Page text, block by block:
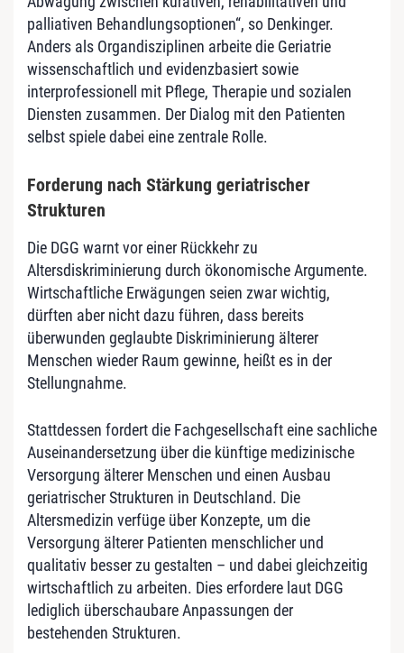
palliativen Behandlungsoptionen“, so Denkinger.
Anders als Organdisziplinen arbeite die Geriatrie
wissenschaftlich und evidenzbasiert sowie
interprofessionell mit Pflege, Therapie und sozialen
Diensten zusammen. Der Dialog mit den Patienten
selbst spiele dabei eine zentrale Rolle.
Forderung nach Stärkung geriatrischer
Strukturen
Die DGG warnt vor einer Rückkehr zu
Altersdiskriminierung durch ökonomische Argumente.
Wirtschaftliche Erwägungen seien zwar wichtig,
dürften aber nicht dazu führen, dass bereits
überwunden geglaubte Diskriminierung älterer
Menschen wieder Raum gewinne, heißt es in der
Stellungnahme.
Stattdessen fordert die Fachgesellschaft eine sachliche
Auseinandersetzung über die künftige medizinische
Versorgung älterer Menschen und einen Ausbau
geriatrischer Strukturen in Deutschland. Die
Altersmedizin verfüge über Konzepte, um die
Versorgung älterer Patienten menschlicher und
qualitativ besser zu gestalten – und dabei gleichzeitig
wirtschaftlich zu arbeiten. Dies erfordere laut DGG
lediglich überschaubare Anpassungen der
bestehenden Strukturen.